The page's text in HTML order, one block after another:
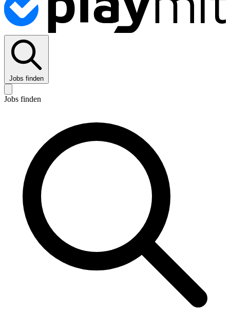
Jobs finden
Jobs finden